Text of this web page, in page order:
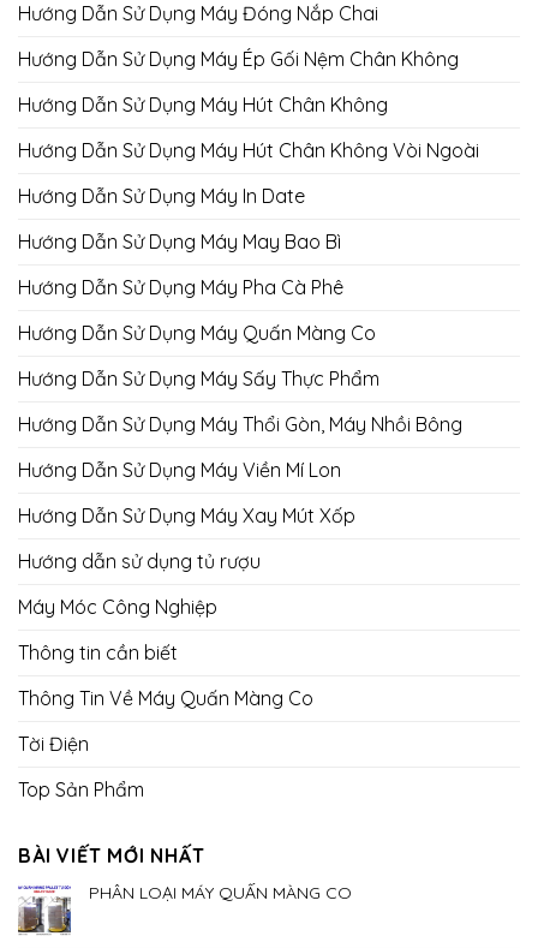
Hướng Dẫn Sử Dụng Máy Đóng Nắp Chai
Hướng Dẫn Sử Dụng Máy Ép Gối Nệm Chân Không
Hướng Dẫn Sử Dụng Máy Hút Chân Không
Hướng Dẫn Sử Dụng Máy Hút Chân Không Vòi Ngoài
Hướng Dẫn Sử Dụng Máy In Date
Hướng Dẫn Sử Dụng Máy May Bao Bì
Hướng Dẫn Sử Dụng Máy Pha Cà Phê
Hướng Dẫn Sử Dụng Máy Quấn Màng Co
Hướng Dẫn Sử Dụng Máy Sấy Thực Phẩm
Hướng Dẫn Sử Dụng Máy Thổi Gòn, Máy Nhồi Bông
Hướng Dẫn Sử Dụng Máy Viền Mí Lon
Hướng Dẫn Sử Dụng Máy Xay Mút Xốp
Hướng dẫn sử dụng tủ rượu
Máy Móc Công Nghiệp
Thông tin cần biết
Thông Tin Về Máy Quấn Màng Co
Tời Điện
Top Sản Phẩm
BÀI VIẾT MỚI NHẤT
PHÂN LOẠI MÁY QUẤN MÀNG CO